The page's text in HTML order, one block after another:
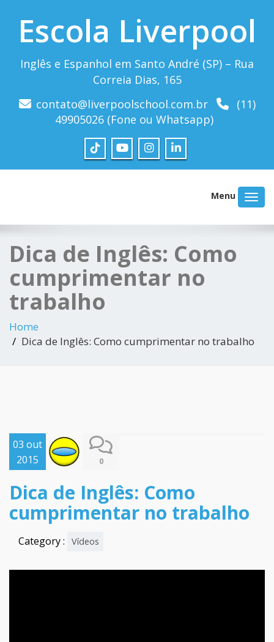
Escola Liverpool
Inglês e Espanhol em Santo André (SP) – Rua
Correia Dias, 165
contato@liverpoolschool.com.br
(11)
49905026 (Fone ou Whatsapp)
Menu
Dica de Inglês: Como
cumprimentar no
trabalho
Home
Dica de Inglês: Como cumprimentar no trabalho
03 out
2015
0
Dica de Inglês: Como
cumprimentar no trabalho
Category : Vídeos